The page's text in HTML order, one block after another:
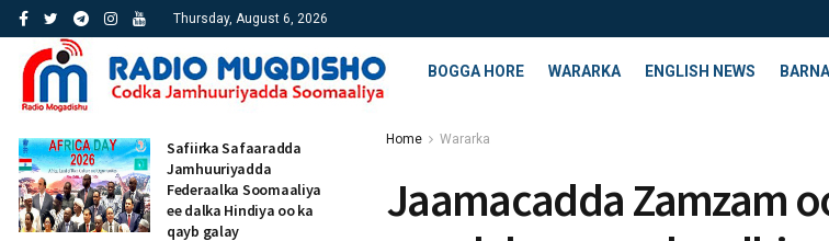
Thursday, August 6, 2026
BOGGA HORE WARARKA ENGLISH NEWS
Home Wararka
Jaamacadda Zamzam
Safiirka Safaaradda
Jamhuuriyadda
Federaalka Soomaaliya
ee dalka Hindiya oo ka
qayb galay